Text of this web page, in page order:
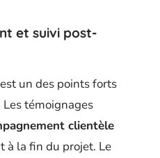
et suivi post-
est un des points forts
Les témoignages
clientèle
à la fin du projet. Le